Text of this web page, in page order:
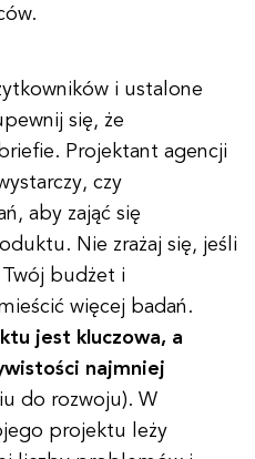
i ustalone
się, że
Projektant agencji
czy
aby zająć się
Nie zrażaj się, jeśli
budżet i
więcej badań.
jest kluczowa, a
najmniej
do rozwoju). W
projektu leży